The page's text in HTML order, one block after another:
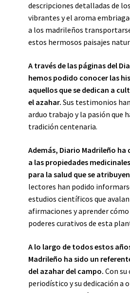
descripciones detalladas de
vibrantes y el aroma
a los madrileños
estos hermosos paisajes
A través de las páginas del
hemos podido conocer las
aquellos que se dedican a
el azahar. Sus testimonios
arduo trabajo y la pasión que
tradición centenaria.
Además, Diario Madrileño ha
a las propiedades
para la salud que se
lectores han podido
estudios científicos que
afirmaciones y aprender
poderes curativos de esta
A lo largo de todos estos
Madrileño ha sido un
del azahar del campo. Con
periodístico y su dedicación a